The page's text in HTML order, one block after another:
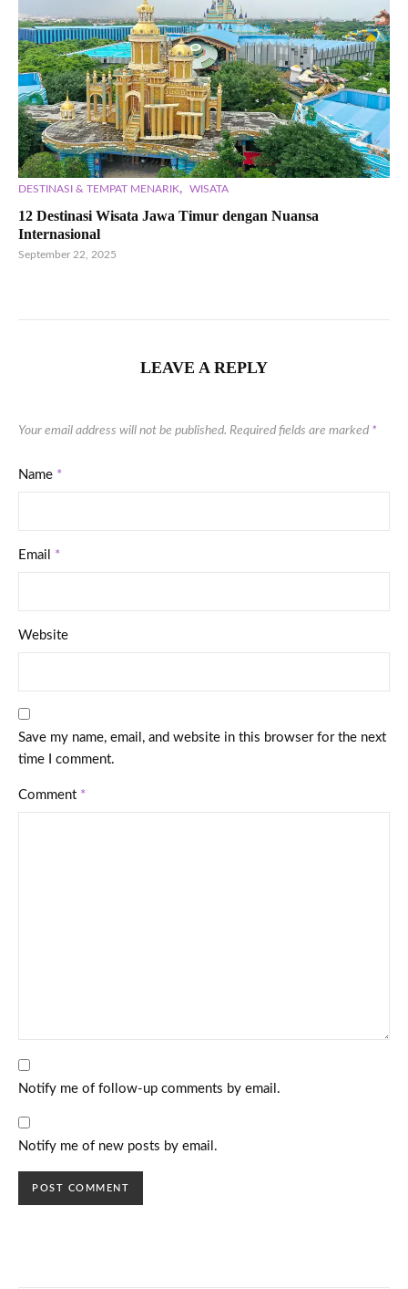
DESTINASI & TEMPAT MENARIK, WISATA
12 Destinasi Wisata Jawa Timur dengan Nuansa
Internasional
September 22, 2025
LEAVE A REPLY
Your email address will not be published. Required fields are marked *
Name *
Email *
Website
Save my name, email, and website in this browser for the next
time I comment.
Comment *
Notify me of follow-up comments by email.
Notify me of new posts by email.